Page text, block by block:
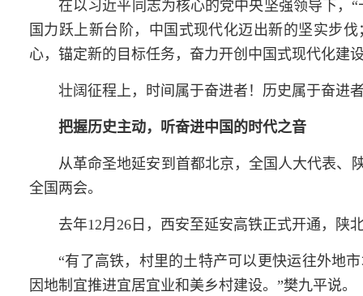
在以习近平 同志为核心的党中央坚强领导下，
国力跃上新台阶，中国式现代化迈出新的坚实步
心，锚定新的目标任务，奋力开创中国式现代化建
壮阔征程上，时间属于奋进者！历史属于奋进
把握历史主动，听奋进中国的时代之音
从革命圣地延安到首都北京，全国人大代表、
全国 两会。
去年12月26日，西安至延安高铁正式开通，陕
“有了高铁，村里的土特产可以更快运往外地
因地制宜推进宜居宜业和美乡村建设。”樊九平说。